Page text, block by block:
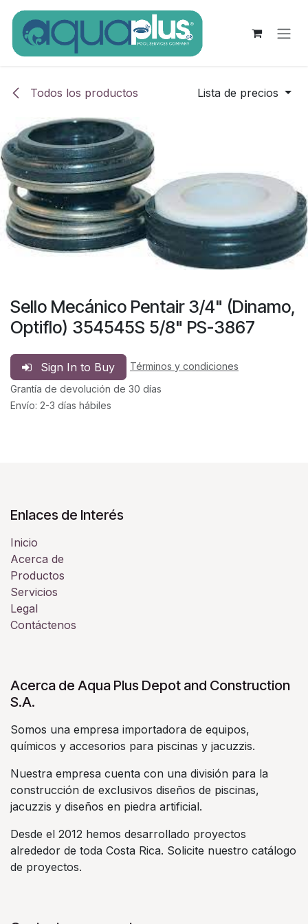
Ir al contenido
Todos los productos Lista de precios
Sello Mecánico Pentair 3/4" (Dinamo,
Optiflo) 354545S 5/8" PS-3867
Sign In to Buy
Términos y condiciones
Grantía de devolución de 30 días
Envío: 2-3 días hábiles
Enlaces de Interés
Inicio
Acerca de
Productos
Servicios
Legal
Contáctenos
Acerca de Aqua Plus Depot and Construction
S.A.
Somos una empresa importadora de equipos,
químicos y accesorios para piscinas y jacuzzis.
Nuestra empresa cuenta con una división para la
construcción de exclusivos diseños de piscinas,
jacuzzis y diseños en piedra artificial.
Desde el 2012 hemos desarrollado proyectos
alrededor de toda Costa Rica. Solicite nuestro catálogo
de proyectos.